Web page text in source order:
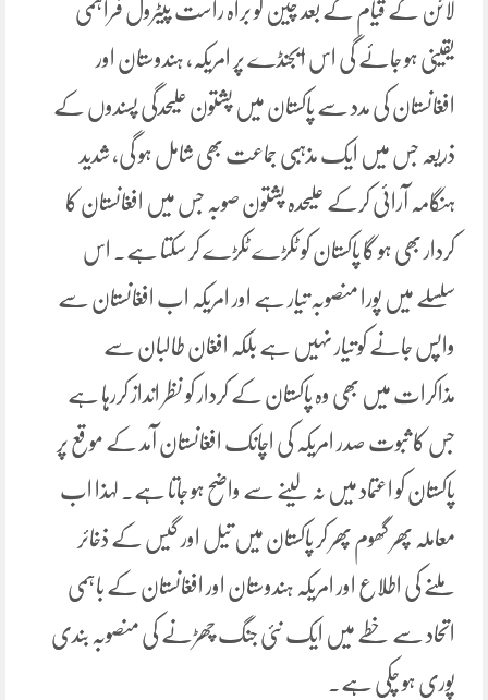
لائن کے قیام کے بعد چین کو براہ راست پیٹرول فراہمی
یقینی ہو جائے گی اس ایجنڈے پر امریکہ، ہندوستان اور
افغانستان کی مدد سے پاکستان میں پشتون علیحدگی پسندوں کے
ذریعہ جس میں ایک مذہبی جماعت بھی شامل ہو گی، شدید
ہنگامہ آرائی کرکے علیحدہ پشتون صوبہ جس میں افغانستان کا
کردار بھی ہو گا پاکستان کو ٹکڑے ٹکڑے کر سکتا ہے۔ اس
سلسلے میں پورا منصوبہ تیار ہے اور امریکہ اب افغانستان سے
واپس جانے کو تیار نہیں ہے بلکہ افغان طالبان سے
مذاکرات میں بھی وہ پاکستان کے کردار کو نظر انداز کررہا ہے
جس کا ثبوت صدر امریکہ کی اچانک افغانستان آمد کے موقع پر
پاکستان کو اعتماد میں نہ لینے سے واضح ہو جاتا ہے۔ لہذا اب
معاملہ پھر گھوم پھر کر پاکستان میں تیل اور گیس کے ذخائر
ملنے کی اطلاع اور امریکہ ہندوستان اور افغانستان کے باہمی
اتحاد سے خطے میں ایک نئی جنگ چھڑنے کی منصوبہ بندی
پوری ہو چکی ہے۔